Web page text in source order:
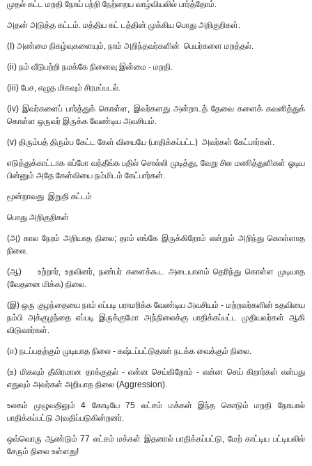
முதல் கட்ட மறதி நோய் பற்றி நேற்றைய வாழ்வியலில் பார்த்தோம்.
அதன் அடுத்த கட்டம். மத்திய கட் டத்தின் முக்கிய பொது அறிகுறிகள்.
(I) அண்மை நிகழ்வுகளையும், நாம் அறிந்தவர்களின் பெயர்களை மறத்தல்.
(ii) நம் வீடுபற்றி நமக்கே நினைவு இன்மை - மறதி.
(iii) பேச, எழுத மிகவும் சிரமப்படல்.
(iv) இவர்களைப் பார்த்துக் கொள்ள, இவர்களது அன்றாடத் தேவை களைக் கவனித்துக்
கொள்ள ஒருவர் இருக்க வேண்டிய அவசியம்.
(v) திரும்பத் திரும்ப கேட்ட கேள் வியையே (பாதிக்கப்பட்ட) அவர்கள் கேட்பார்கள்.
எடுத்துக்காட்டாக எப்போ வந்தீங்க பதில் சொல்லி முடித்து, வேறு சில மணித்துளிகள் ஓடிய
பின்னும் அதே கேள்வியை நம்மிடம் கேட்பார்கள்.
மூன்றாவது இறுதி கட்டம்
பொது அறிகுறிகள்
(அ) கால நேரம் அறியாத நிலை; தாம் எங்கே இருக்கிறோம் என்றும் அறிந்து கொள்ளாத
நிலை.
(ஆ) உற்றார், உறவினர், நண்பர் களைக்கூட அடையாளம் தெரிந்து கொள்ள முடியாத
(வேதனை மிக்க) நிலை.
(இ) ஒரு குழந்தையை நாம் எப்படி பராமரிக்க வேண்டிய அவசியம் - மற்றவர்களின் உதவியை
நம்பி அக்குழந்தை எப்படி இருக்குமோ அந்நிலைக்கு பாதிக்கப்பட்ட முதியவர்கள் ஆகி
விடுவார்கள்.
(ஈ) நடப்பதற்கும் முடியாத நிலை - கஷ்டப்பட்டுதான் நடக்க வைக்கும் நிலை.
(உ) மிகவும் தீவிரமான தாக்குதல் - என்ன செய்கிறோம் - என்ன செய் கிறார்கள் என்பது
எதுவும் அவர்கள் அறியாத நிலை (Aggression).
உலகம் முழுவதிலும் 4 கோடியே 75 லட்சம் மக்கள் இந்த கொடும் மறதி நோயால்
பாதிக்கப்பட்டு அவதிப்படுகின்றனர்.
ஒவ்வொரு ஆண்டும் 77 லட்சம் மக்கள் இதனால் பாதிக்கப்பட்டு, மேற் காட்டிய பட்டியலில்
சேரும் நிலை உள்ளது!